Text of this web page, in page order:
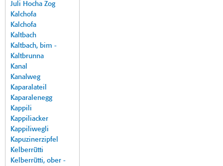
Juli Hocha Zog
Kalchofa
Kalchofa
Kaltbach
Kaltbach, bim -
Kaltbrunna
Kanal
Kanalweg
Kaparalateil
Kaparalenegg
Kappili
Kappiliacker
Kappiliwegli
Kapuzinerzipfel
Kelberrütti
Kelberrütti, ober -